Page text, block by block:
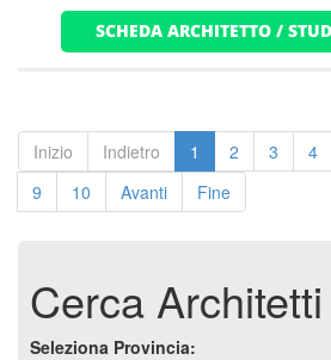
SCHEDA ARCHITETTO /
Inizio Indietro 1 2 3 4
9
10 Avanti Fine
Cerca Architetti
Seleziona Provincia: